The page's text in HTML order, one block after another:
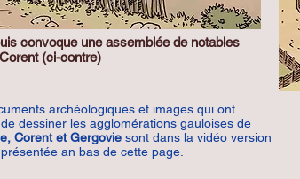
convoque une assemblée de notables
(ci-contre)
archéologiques et images qui ont
dessiner les agglomérations gauloises de
Corent et Gergovie sont dans la vidéo version
an bas de cette page.